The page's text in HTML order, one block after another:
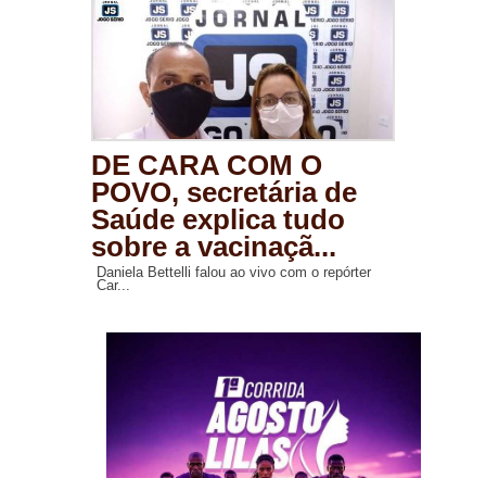
DE CARA COM O
POVO, secretária de
Saúde explica tudo
sobre a vacinaçã...
Daniela Bettelli falou ao vivo com o repórter
Car...